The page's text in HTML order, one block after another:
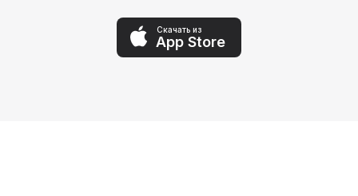
Скачать из
App Store